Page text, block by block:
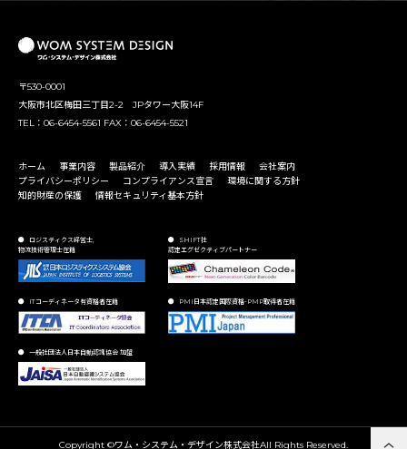
〒530-0001
大阪市北区梅田三丁目2-2 JPタワー大阪14F
TEL：06-6454-5561 FAX：06-6454-5521
ホーム 事業内容 製品紹介 導入実績 採用情報
会社案内
プライバシーポリシー
コンプライアンス宣言
環境に関する方針
知的財産の保護
情報セキュリティ基本方針
ロジスティクス経営士,
物流技術管理士在籍
SHIFT社
認定エグゼクティブパートナー
ITコーディネータ有資格者在籍 PMI日本認定国際資格-PMP取得者在籍
一般社団法人日本自動認識協会 加盟
Copyright ©ワム・システム・デザイン株式会社All Rights Reserved.